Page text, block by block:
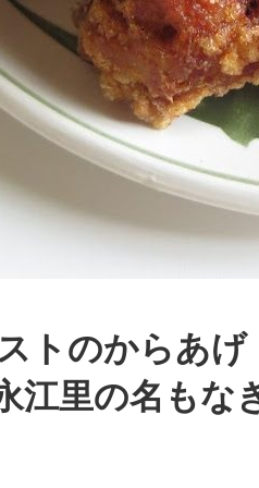
トのからあげ
江里の名もな